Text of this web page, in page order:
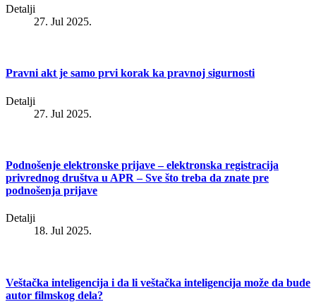
Detalji
27. Jul 2025.
Pravni akt je samo prvi korak ka pravnoj sigurnosti
Detalji
27. Jul 2025.
Podnošenje elektronske prijave – elektronska registracija
privrednog društva u APR – Sve što treba da znate pre
podnošenja prijave
Detalji
18. Jul 2025.
Veštačka inteligencija i da li veštačka inteligencija može da bude
autor filmskog dela?